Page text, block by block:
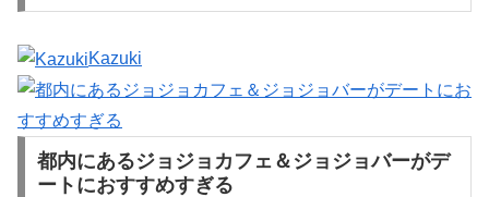
Kazuki
都内にあるジョジョカフェ＆ジョジョバーがデ
ートにおすすめすぎる